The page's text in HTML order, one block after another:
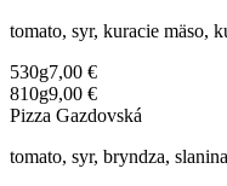
tomato, syr, kuracie mäso,
530g7,00 €
810g9,00 €
Pizza Gazdovská
tomato, syr, bryndza,